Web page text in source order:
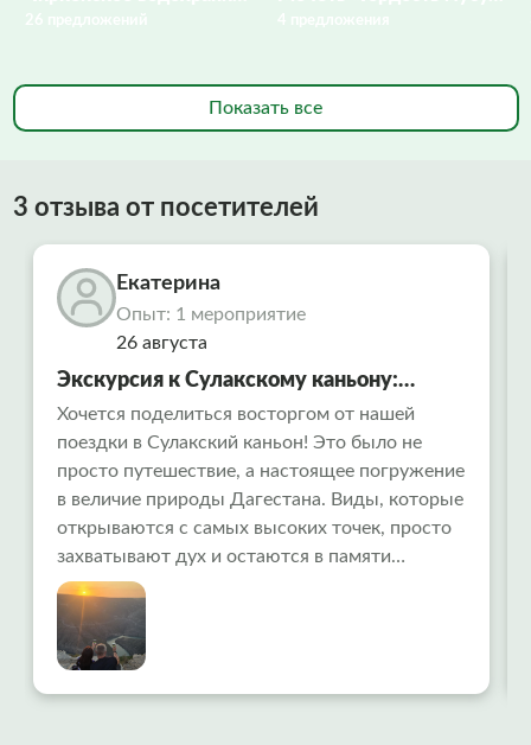
Показать все
3 отзыва от посетителей
Екатерина
Опыт: 1 мероприятие
26 августа
Экскурсия к Сулакскому каньону:
незабываемый тур из Махачкалы и
Каспийска
Хочется поделиться восторгом от нашей
поездки в Сулакский каньон! Это было не
просто путешествие, а настоящее погружение
в величие природы Дагестана. Виды, которые
открываются с самых высоких точек, просто
захватывают дух и остаются в памяти
навсегда. Отдельная и огромная
благодарность нашему экскурсоводу Мадине!
Она не просто профессионал высочайшего
класса, а человек, который искренне любит
свой край и умеет передать эту любовь